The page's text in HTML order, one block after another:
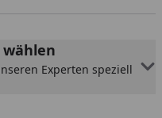
wählen
Experten speziell